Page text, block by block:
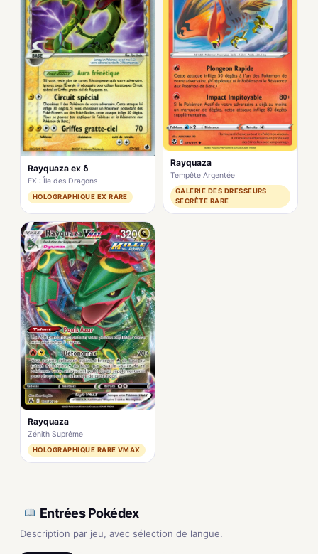
Rayquaza ex δ
EX : Île des Dragons
HOLOGRAPHIQUE EX RARE
Rayquaza
Tempête Argentée
GALERIE DES DRESSEURS
SECRÈTE RARE
Rayquaza
Zénith Suprême
HOLOGRAPHIQUE RARE VMAX
Entrées Pokédex
Description par jeu, avec sélection de langue.